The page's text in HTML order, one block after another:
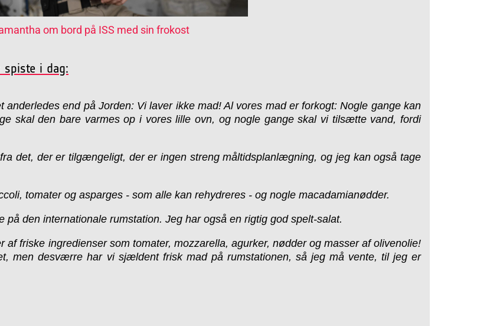
om bord på ISS med sin frokost
spiste i dag:
end på Jorden: Vi laver ikke mad! Al vores mad er forkogt: Nogle gange kan
skal den bare varmes op i vores lille ovn, og nogle gange skal vi tilsætte vand, fordi
det, der er tilgængeligt, der er ingen streng måltidsplanlægning, og jeg kan også tage
tomater og asparges - som alle kan rehydreres - og nogle macadamianødder.
den internationale rumstation. Jeg har også en rigtig god spelt-salat.
friske ingredienser som tomater, mozzarella, agurker, nødder og masser af olivenolie!
men desværre har vi sjældent frisk mad på rumstationen, så jeg må vente, til jeg er